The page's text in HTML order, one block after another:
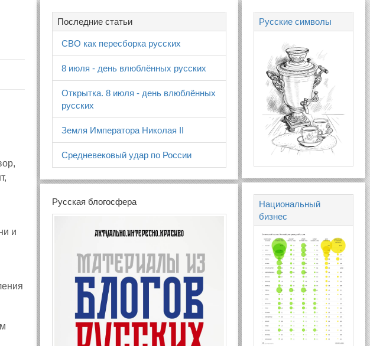
и
Последние статьи
СВО как пересборка русских
8 июля - день влюблённых русских
Открытка. 8 июля - день влюблённых
русских
Земля Императора Николая II
Средневековый удар по России
Русская блогосфера
Русские символы
Национальный
бизнес